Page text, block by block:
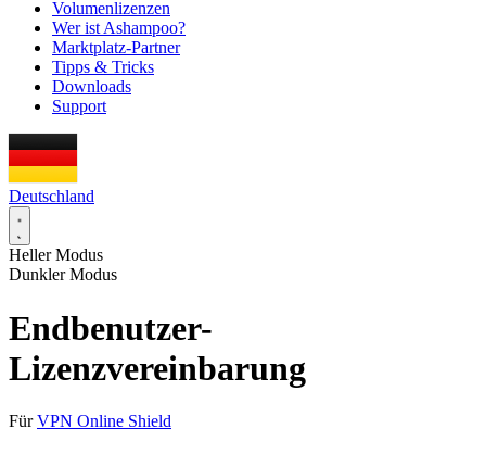
Volumenlizenzen
Wer ist Ashampoo?
Marktplatz-Partner
Tipps & Tricks
Downloads
Support
Deutschland
Heller Modus
Dunkler Modus
Endbenutzer-
Lizenzvereinbarung
FürVPN Online Shield